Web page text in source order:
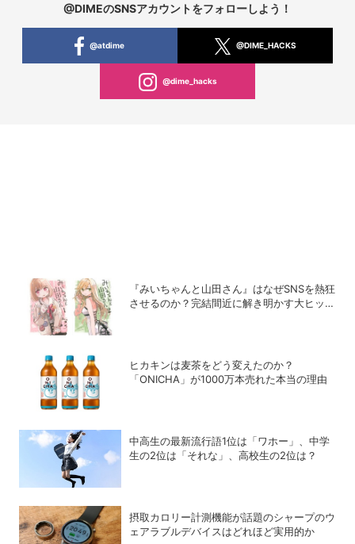
@DIMEのSNSアカウントをフォローしよう！
@atdime @DIME_HACKS
@dime_hacks
『みいちゃんと山田さん』はなぜSNSを熱狂
させるのか？完結間近に解き明かす大ヒット
ヒカキンは麦茶をどう変えたのか？
「ONICHA」が1000万本売れた本当の理由
中高生の最新流行語1位は「ワホー」、中学
生の2位は「それな」、高校生の2位は？
摂取カロリー計測機能が話題のシャープのウ
ェアラブルデバイスはどれほど実用的か